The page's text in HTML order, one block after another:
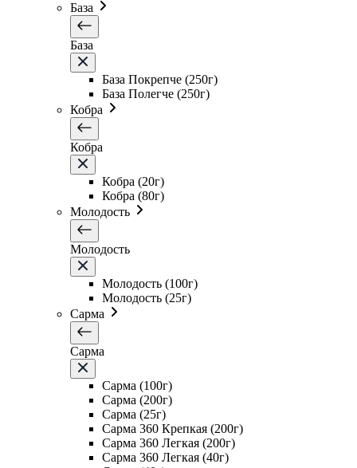
База
База
База Покрепче (250г)
База Полегче (250г)
Кобра
Кобра
Кобра (20г)
Кобра (80г)
Молодость
Молодость
Молодость (100г)
Молодость (25г)
Сарма
Сарма
Сарма (100г)
Сарма (200г)
Сарма (25г)
Сарма 360 Крепкая (200г)
Сарма 360 Легкая (200г)
Сарма 360 Легкая (40г)